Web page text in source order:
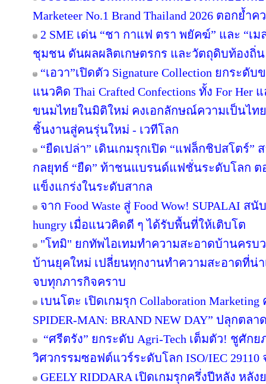
Marketeer No.1 Brand Thailand 2026 ตอกย้
2 SME เด่น “ชา กาแฟ ตรา พยัคฆ์” และ “
ชุมชน ดันผลผลิตเกษตรกร และวัตถุดิบท้องถิ่
“เอวา”เปิดตัว Signature Collection ยกระ
แนวคิด Thai Crafted Confections ทั้ง For Her
ขนมไทยในมิติใหม่ คงเอกลักษณ์ความเป็นไท
ชิ้นงานสู่คนรุ่นใหม่ - เวทีโลก
“ยืดเปล่า” เดินเกมรุกเปิด “แฟล็กชิปสโตร์”
กลยุทธ์ “ยืด” ท้าชนแบรนด์แฟชั่นระดับโลก
แข็งแกร่งในระดับสากล
จาก Food Waste สู่ Food Wow! SUPALAI ส
hungry เมื่อแนวคิดดี ๆ ได้รับพื้นที่ให้เติบโต
"โทมิ" ยกทัพไอเทมทำความสะอาดบ้านครบ
บ้านยุคใหม่ เปลี่ยนทุกงานทำความสะอาดที่น่า
จบทุกภารกิจคราบ
เบนโตะ เปิดเกมรุก Collaboration
SPIDER-MAN: BRAND NEW DAY” ปลุกต
“ศรีตรัง” ยกระดับ Agri-Tech เต็มตัว! ชูศัก
วิศวกรรมซอฟต์แวร์ระดับโลก ISO/IEC 29110
GEELY RIDDARA เปิดเกมรุกครึ่งปีหลัง หลั